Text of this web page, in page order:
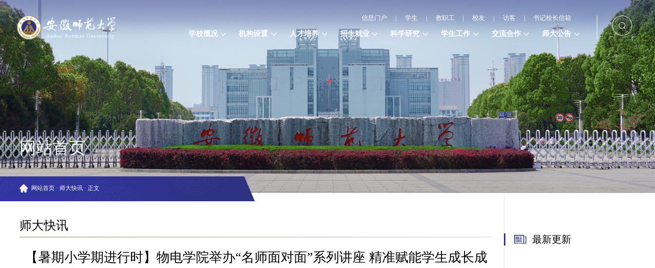
信息门户 | 学生 | 教职工 | 校友 | 访客 | 书记校长信箱
学校概况 机构设置 人才培养 招生就业 科学研究 学生工作 交流合作 师大公告
网站首页
网站首页 · 师大快讯 · 正文
师大快讯
【暑期小学期进行时】物电学院举办“名师面对面”系列讲座 精准赋能学生成长成
最新更新